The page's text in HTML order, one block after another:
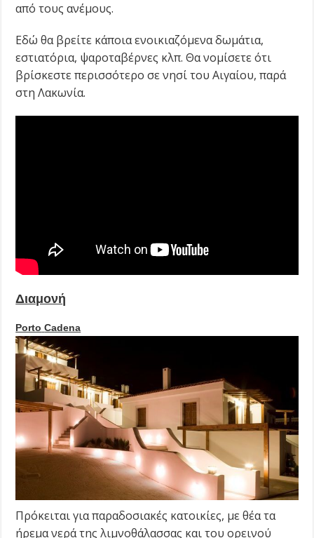
από τους ανέμους.
Εδώ θα βρείτε κάποια ενοικιαζόμενα δωμάτια,
εστιατόρια, ψαροταβέρνες κλπ. Θα νομίσετε ότι
βρίσκεστε περισσότερο σε νησί του Αιγαίου, παρά
στη Λακωνία.
Διαμονή
Porto Cadena
Πρόκειται για παραδοσιακές κατοικίες, με θέα τα
ήρεμα νερά της λιμνοθάλασσας και του ορεινού